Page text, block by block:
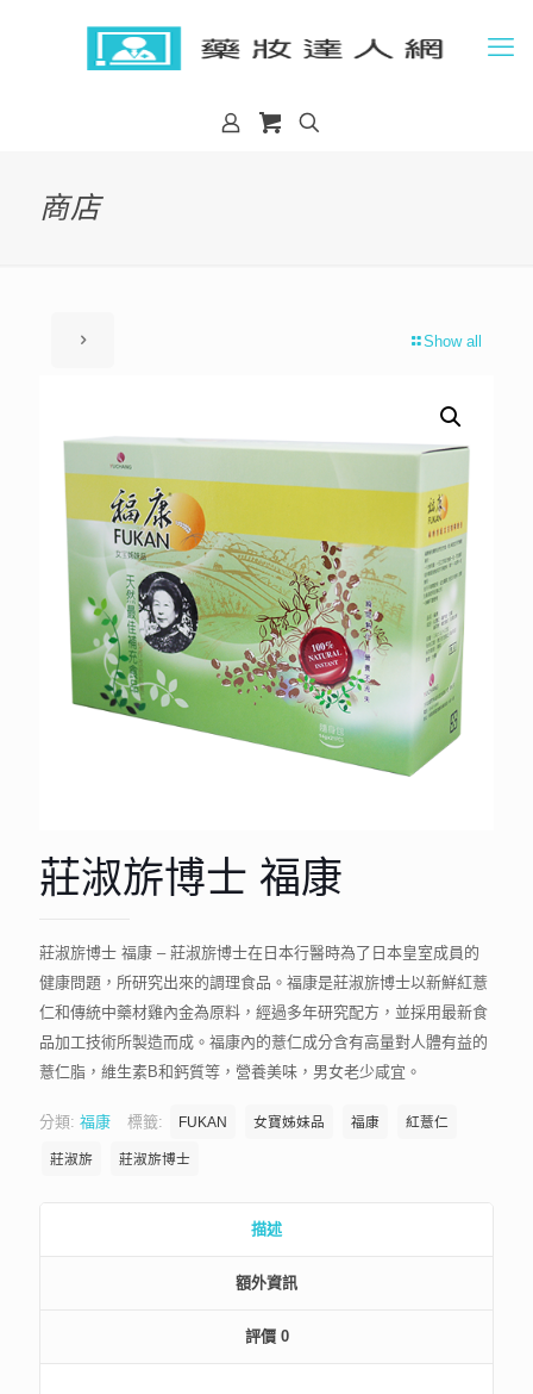
商店
Show all
莊淑旂博士 福康
莊淑旂博士 福康 – 莊淑旂博士在日本行醫時為了日本皇室成員的
健康問題，所研究出來的調理食品。福康是莊淑旂博士以新鮮紅薏
仁和傳統中藥材雞內金為原料，經過多年研究配方，並採用最新食
品加工技術所製造而成。福康內的薏仁成分含有高量對人體有益的
薏仁脂，維生素B和鈣質等，營養美味，男女老少咸宜。
分類: 福康 標籤: FUKAN 女寶姊妹品 福康 紅薏仁
莊淑旂 莊淑旂博士
描述
額外資訊
評價 0